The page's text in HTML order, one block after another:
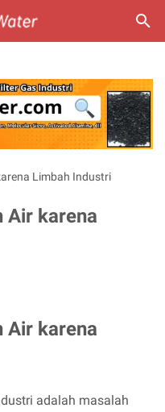
Limbah Industri
Air karena
Air karena
adalah masalah